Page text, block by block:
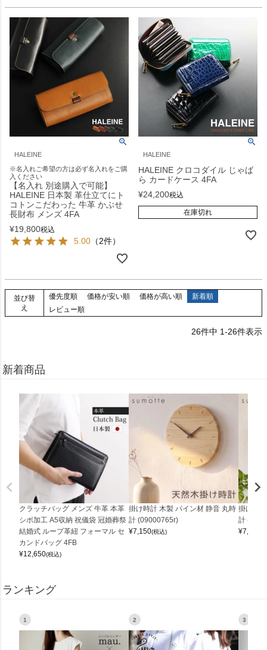
HALEINE
※名入れご希望の方は必ず名入れをご購
入ください
【名入れ 別途購入で可能】
HALEINE 日本製 革仕立てにト
コトンこだわった 牛革 かぶせ
長財布 メンズ 4FA
¥19,800税込
5.00 （2件）
HALEINE
HALEINE クロコダイル じゃば
ら カードケース 4FA
¥24,200税込
在庫切れ
並び替
え
優先度順 価格が安い順 価格が高い順
新着順
レビュー順
26件中 1-26件表示
新着商品
クラッチバッグ メンズ 牛革 本革
シボ加工 A5収納 祝儀袋 冠婚葬祭
結婚式 ループ革紐 フォーマル セ
カンドバッグ 4FB
¥12,650(税込)
掛け時計 木製 パイン材 静音 丸時
計 (09000765r)
¥7,150(税込)
掛け時
計
¥7,150
ランキング
1 2 3